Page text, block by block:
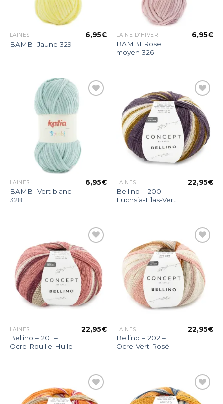
LAINES
BAMBI Jaune 329
6,95€ LAINE D'HIVER
BAMBI Rose
moyen 326
6,95€
à la liste
LAINES
BAMBI Vert blanc
328
6,95€
Ajouter
à la liste
d’envies
LAINES
Bellino – 200 –
Fuchsia-Lilas-Vert
22,95€
Ajouter
à la liste
d’envies
LAINES
Bellino – 201 –
Ocre-Rouille-Huile
22,95€
Ajouter
à la liste
d’envies
LAINES
Bellino – 202 –
Ocre-Vert-Rosé
22,95€
Ajouter
Ajouter